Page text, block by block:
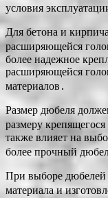
условия
Для бетона и
расширяющейся
более надежное
расширяющейся
материалов․
Размер дюбеля
размеру
также влияет на
более прочный
При выборе дюбелей
материала и